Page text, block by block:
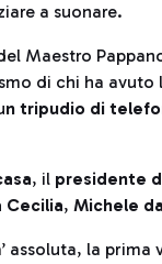
a suonare.
Maestro
di chi ha
n tripudio di
, il presidente
Cecilia, Michele
assoluta, la